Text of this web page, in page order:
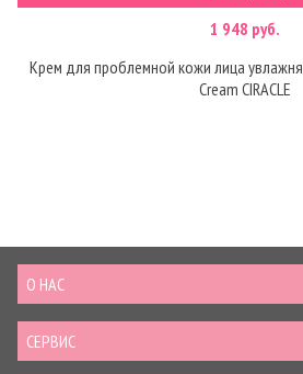
1 948 руб.
Крем для проблемной кожи лица
Cream CIRACLE
О НАС
СЕРВИС